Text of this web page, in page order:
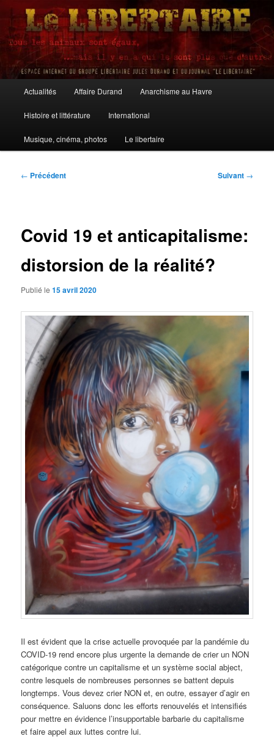
Aller
contenu
principalLe Libertaire
principal
Actualités Affaire Durand Anarchisme au Havre
Histoire et littérature International
Musique, cinéma, photos Le libertaire
Navigation
← Précédent Suivant →
Covid 19 et anticapitalisme:
distorsion de la réalité?
Publié le15 avril 2020
Il est évident que la crise actuelle provoquée par la pandémie du
COVID-19 rend encore plus urgente la demande de crier un NON
catégorique contre un capitalisme et un système social abject,
contre lesquels de nombreuses personnes se battent depuis
longtemps. Vous devez crier NON et, en outre, essayer d’agir en
conséquence. Saluons donc les efforts renouvelés et intensifiés
pour mettre en évidence l’insupportable barbarie du capitalisme
et faire appel aux luttes contre lui.